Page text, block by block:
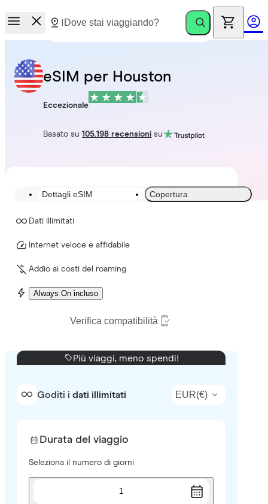
eSIM per Houston
Eccezionale
Basato su105.198 recensioni su
Dettagli eSIM Copertura
Dati illimitati
Internet veloce e affidabile
Addio ai costi del roaming
Always On incluso
Verifica compatibilità
Più viaggi, meno spendi!
Goditi i dati illimitati EUR(€)
Durata del viaggio
Seleziona il numero di giorni
1